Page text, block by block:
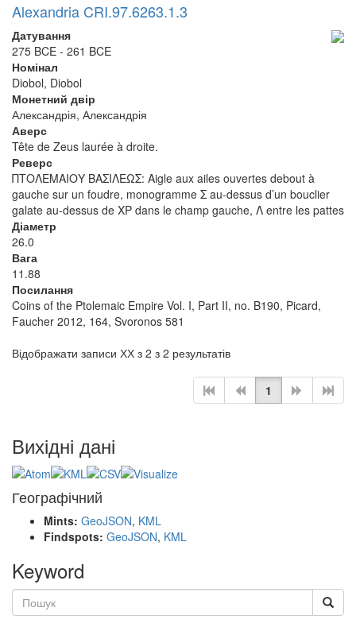
Alexandria CRI.97.6263.1.3
Датування
275 BCE - 261 BCE
Номінал
Diobol, Diobol
Монетний двір
Александрія, Александрія
Аверс
Tête de Zeus laurée à droite.
Реверс
ΠΤΟΛΕΜΑΙΟΥ ΒΑΣΙΛΕΩΣ: Aigle aux ailes ouvertes debout à
gauche sur un foudre, monogramme Σ au-dessus d’un bouclier
galate au-dessus de XP dans le champ gauche, Λ entre les pattes
Діаметр
26.0
Вага
11.88
Посилання
Coins of the Ptolemaic Empire Vol. I, Part II, no. B190, Picard,
Faucher 2012, 164, Svoronos 581
Відображати записи ХХ з 2 з 2 результатів
1
Вихідні дані
Географічний
Mints: GeoJSON, KML
Findspots: GeoJSON, KML
Keyword